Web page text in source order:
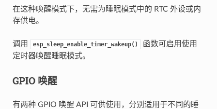
在这种唤醒模式下，无需为睡眠模式中的 RTC 外设或内
存供电。
调用 esp_sleep_enable_timer_wakeup()
函数可启用使用
定时器唤醒睡眠模式。
GPIO 唤醒
有两种 GPIO 唤醒 API 可供使用，分别适用于不同的睡